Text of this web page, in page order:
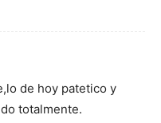
de hoy patetico y
totalmente.